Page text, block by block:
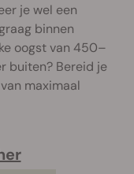
je wel een
binnen
oogst van 450–
buiten? Bereid je
maximaal